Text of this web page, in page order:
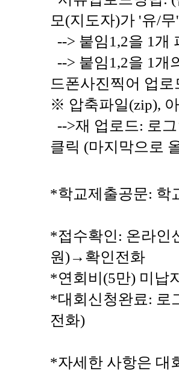
모(지도자)가 '유/
--> 붙임1,2을 1개
--> 붙임1,2을 1
드폰사진찍어 업로
※ 압축파일(zip),
-->재 업로드: 로
클릭 (마지막으로
*학교제출공문: 학
*접수확인: 온라
원)→확인전화
*연회비(5만) 미납
*대회신청완료: 로
전화)
*자세한 사항은 대